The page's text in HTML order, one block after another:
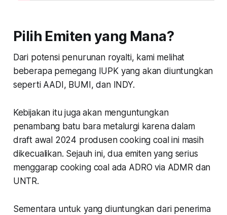
Pilih Emiten yang Mana?
Dari potensi penurunan royalti, kami melihat
beberapa pemegang IUPK yang akan diuntungkan
seperti AADI, BUMI, dan INDY.
Kebijakan itu juga akan menguntungkan
penambang batu bara metalurgi karena dalam
draft awal 2024 produsen cooking coal ini masih
dikecualikan. Sejauh ini, dua emiten yang serius
menggarap cooking coal ada ADRO via ADMR dan
UNTR.
Sementara untuk yang diuntungkan dari penerima